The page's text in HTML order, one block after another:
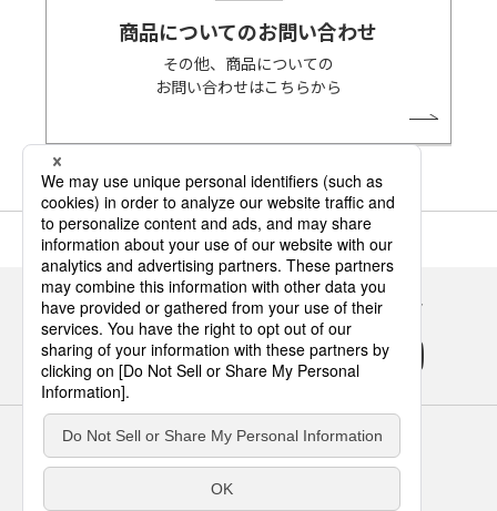
商品についてのお問い合わせ
その他、商品についての
お問い合わせはこちらから
Panasonicの住まい・くらし SNSアカウント
サイトのご利用にあたって
クッキーポリシー
個人情報保護方針
パナソニック ホールディングス
Area/Country